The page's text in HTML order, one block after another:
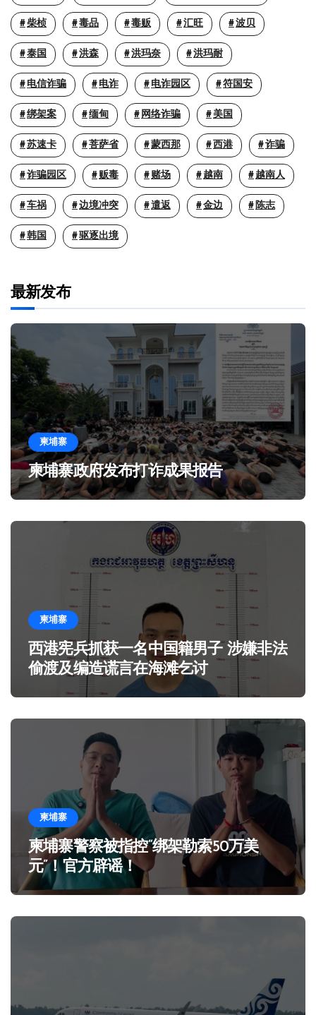
柴桢 毒品 毒贩 汇旺 波贝
泰国 洪森 洪玛奈 洪玛耐
电信诈骗 电诈 电诈园区 符国安
绑架案 缅甸 网络诈骗 美国
苏速卡 菩萨省 蒙西那 西港 诈骗
诈骗园区 贩毒 赌场 越南 越南人
车祸 边境冲突 遣返 金边 陈志
韩国 驱逐出境
最新发布
柬埔寨
柬埔寨政府发布打诈成果报告
柬埔寨
西港宪兵抓获一名中国籍男子 涉嫌非法
偷渡及编造谎言在海滩乞讨
柬埔寨
柬埔寨警察被指控“绑架勒索50万美
元”！官方辟谣！